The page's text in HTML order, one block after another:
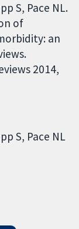
S, Pace NL.
of
an
2014,
S Pace NL